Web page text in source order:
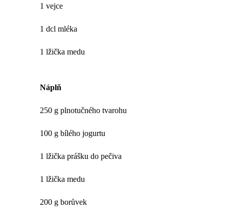
1 vejce
1 dcl mléka
1 lžička medu
Náplň
250 g plnotučného tvarohu
100 g bílého jogurtu
1 lžička prášku do pečiva
1 lžička medu
200 g borůvek